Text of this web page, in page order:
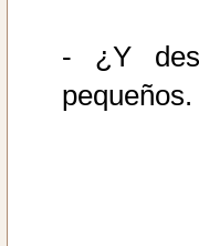
- ¿Y
pequeños.